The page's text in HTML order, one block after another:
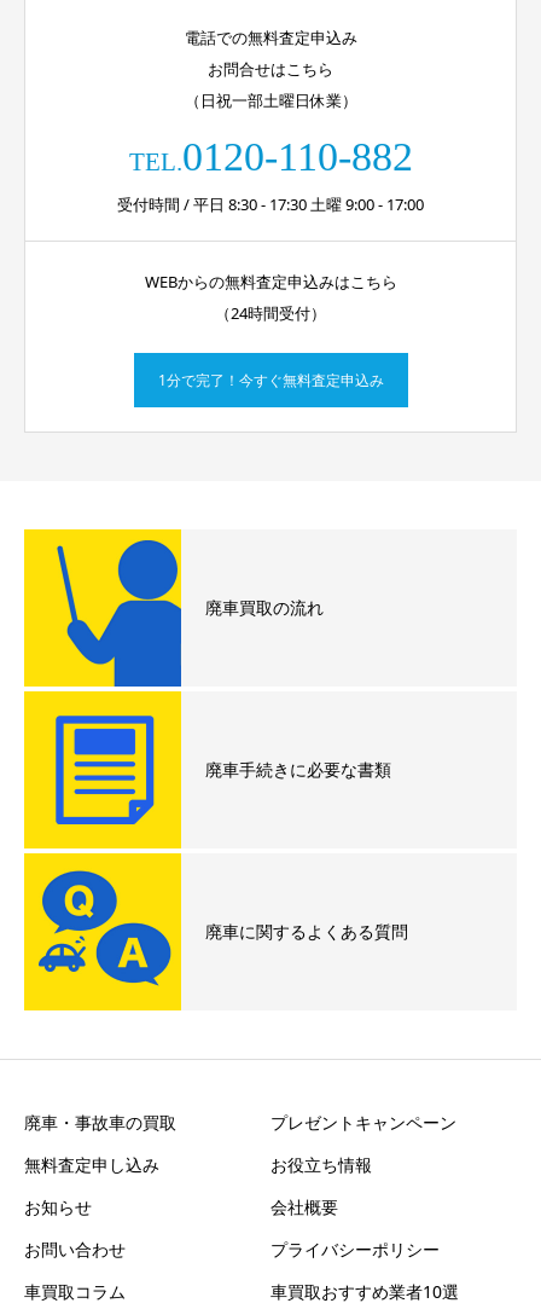
電話での無料査定申込み
お問合せはこちら
（日祝一部土曜日休業）
TEL.0120-110-882
受付時間 / 平日 8:30 - 17:30 土曜 9:00 - 17:00
WEBからの無料査定申込みはこちら
（24時間受付）
1分で完了！今すぐ無料査定申込み
廃車買取の流れ
廃車手続きに必要な書類
廃車に関するよくある質問
廃車・事故車の買取
プレゼントキャンペーン
無料査定申し込み
お役立ち情報
お知らせ
会社概要
お問い合わせ
プライバシーポリシー
車買取コラム
車買取おすすめ業者10選